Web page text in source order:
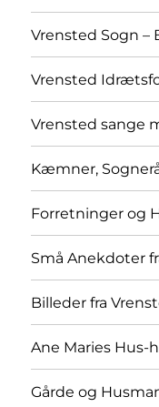
Vrensted Sogn –
Vrensted
Vrensted sange
Kæmner,
Forretninger og
Små Anekdoter
Billeder fra
Ane Maries Hus-
Gårde og